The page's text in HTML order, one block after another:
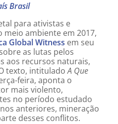
Brasil
para ativistas e
ambiente em 2017,
Global Witness em seu
as lutas pelos
aos recursos naturais,
texto, intituladoA Que
feira, aponta o
mais violento,
no período estudado
anteriores, mineração
desses conflitos.